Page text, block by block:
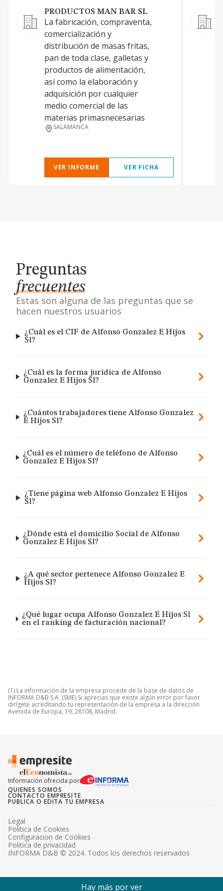
PRODUCTOS MAN BAR SL
La fabricación, compraventa,
comercialización y
distribución de masas fritas,
pan de toda clase, galletas y
productos de alimentación,
así como la elaboración y
adquisición por cualquier
medio comercial de las
materias primasnecesarias
SALAMANCA
VER INFORME VER FICHA
Preguntas
frecuentes
Estas son alguna de las preguntas que se
hacen nuestros usuarios
¿Cuál es el CIF de Alfonso Gonzalez E Hijos
Sl?
¿Cuál es la forma jurídica de Alfonso
Gonzalez E Hijos Sl?
¿Cuántos trabajadores tiene Alfonso Gonzalez
E Hijos Sl?
¿Cuál es el número de teléfono de Alfonso
Gonzalez E Hijos Sl?
¿Tiene página web Alfonso Gonzalez E Hijos
Sl?
¿Dónde está el domicilio Social de Alfonso
Gonzalez E Hijos Sl?
¿A qué sector pertenece Alfonso Gonzalez E
Hijos Sl?
¿Qué lugar ocupa Alfonso Gonzalez E Hijos Sl
en el ranking de facturación nacional?
(1) La información de la empresa procede de la base de datos de
INFORMA D&B S.A. (SME) Si aprecias que existe algún error por favor
dirígete acreditando tu representación de la empresa a la dirección
Avenida de Europa, 19, 28108, Madrid.
Información ofrecida por
QUIENES SOMOS
CONTACTO EMPRESITE
PUBLICA O EDITA TU EMPRESA
INFORMA D&B © 2024. Todos los derechos reservados
Legal
Politica de Cookies
Configuracion de Cookies
Politica de privacidad
Hay más por ver